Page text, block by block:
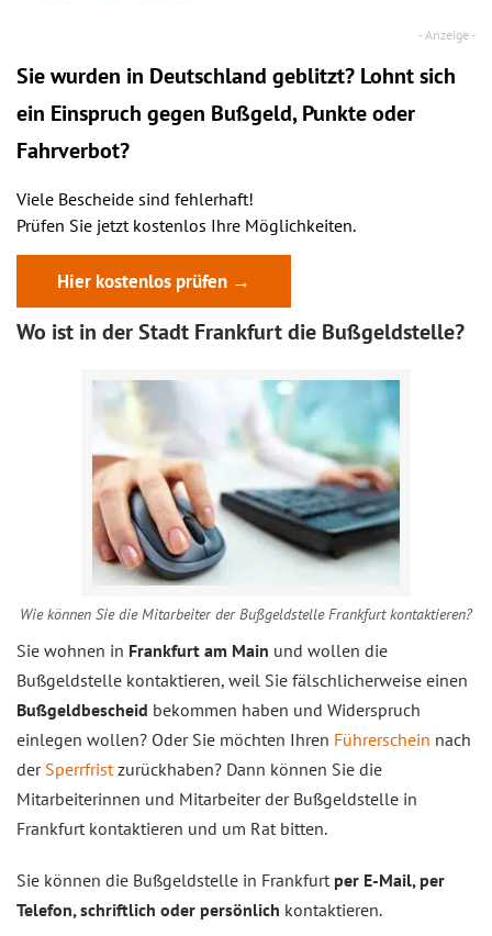
Sie wurden in Deutschland geblitzt? Lohnt sich
ein Einspruch gegen Bußgeld, Punkte oder
Fahrverbot?
Viele Bescheide sind fehlerhaft!
Prüfen Sie jetzt kostenlos Ihre Möglichkeiten.
Hier kostenlos prüfen →
Wo ist in der Stadt Frankfurt die Bußgeldstelle?
Wie können Sie die Mitarbeiter der Bußgeldstelle Frankfurt kontaktieren?
Sie wohnen in Frankfurt am Main und wollen die
Bußgeldstelle kontaktieren, weil Sie fälschlicherweise einen
Bußgeldbescheid bekommen haben und Widerspruch
einlegen wollen? Oder Sie möchten Ihren Führerschein nach
der Sperrfristzurückhaben? Dann können Sie die
Mitarbeiterinnen und Mitarbeiter der Bußgeldstelle in
Frankfurt kontaktieren und um Rat bitten.
Sie können die Bußgeldstelle in Frankfurt per E-Mail, per
Telefon, schriftlich oder persönlich kontaktieren.